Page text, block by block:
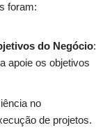
foram:
do Negócio:
apoie os objetivos
no
de projetos.